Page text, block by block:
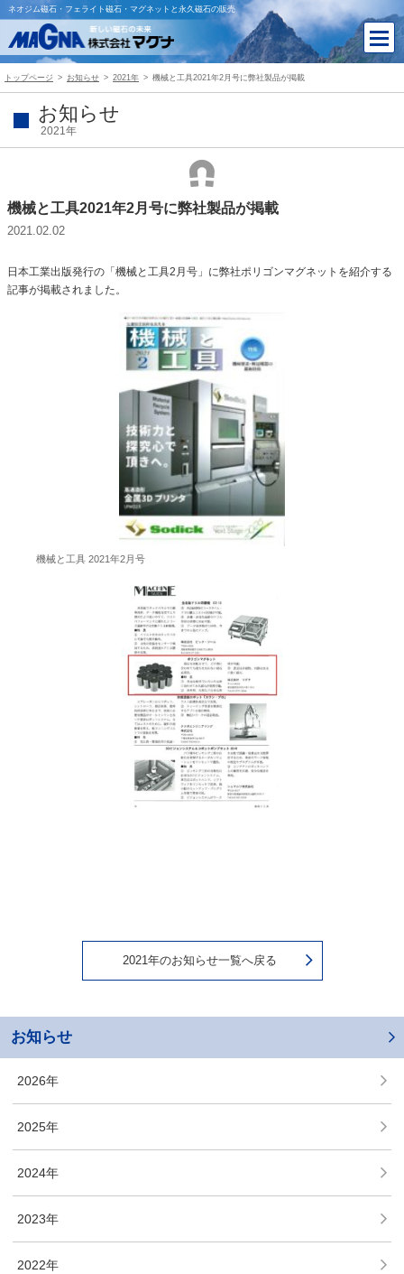
ネオジム磁石・フェライト磁石・マグネットと永久磁石の販売
トップページ お知らせ 2021年 機械と工具2021年2月号に弊社製品が掲載
お知らせ
2021年
機械と工具2021年2月号に弊社製品が掲載
2021.02.02
日本工業出版発行の「機械と工具2月号」に弊社ポリゴンマグネットを紹介する
記事が掲載されました。
機械と工具 2021年2月号
2021年のお知らせ一覧へ戻る
お知らせ
2026年
2025年
2024年
2023年
2022年